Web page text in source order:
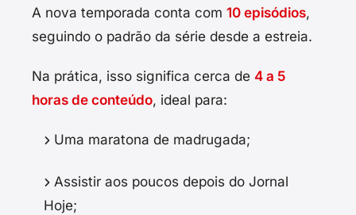
A nova temporada conta com 10 episódios,
seguindo o padrão da série desde a estreia.
Na prática, isso significa cerca de 4 a 5
horas de conteúdo, ideal para:
Uma maratona de madrugada;
Assistir aos poucos depois do Jornal
Hoje;